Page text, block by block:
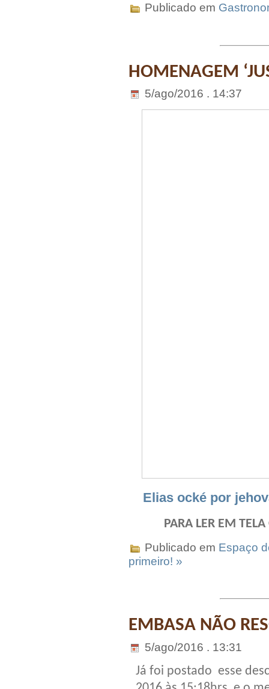
Publicado em
HOMENAGEM
5/ago/2016 . 14:37
Elias ocké por
PARA LER EM
Publicado em Espaço
primeiro! »
EMBASA NÃO
5/ago/2016 . 13:31
Já foi postado esse